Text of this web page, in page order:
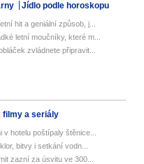
Jídlo podle horoskopu
hit a geniální způsob, j...
letní moučníky, které m...
zvládnete připravit...
filmy a seriály
hotelu poštípaly štěnice...
bitvy i setkání vodn...
zazní za úsvitu ve 300...